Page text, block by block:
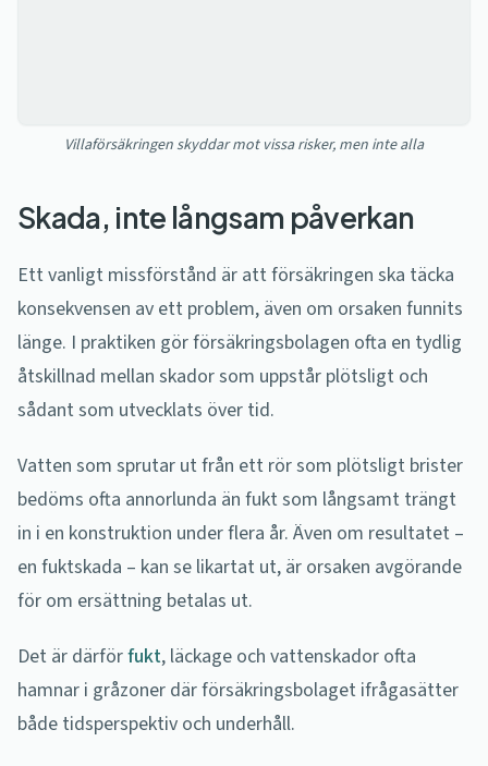
Villaförsäkringen skyddar mot vissa risker, men inte alla
Skada, inte långsam påverkan
Ett vanligt missförstånd är att försäkringen ska täcka
konsekvensen av ett problem, även om orsaken funnits
länge. I praktiken gör försäkringsbolagen ofta en tydlig
åtskillnad mellan skador som uppstår plötsligt och
sådant som utvecklats över tid.
Vatten som sprutar ut från ett rör som plötsligt brister
bedöms ofta annorlunda än fukt som långsamt trängt
in i en konstruktion under flera år. Även om resultatet –
en fuktskada – kan se likartat ut, är orsaken avgörande
för om ersättning betalas ut.
Det är därförfukt, läckage och vattenskador ofta
hamnar i gråzoner där försäkringsbolaget ifrågasätter
både tidsperspektiv och underhåll.